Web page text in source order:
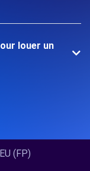
louer un
(FP)